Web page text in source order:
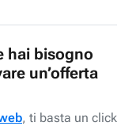
hai bisogno
un’offerta
, ti basta un click